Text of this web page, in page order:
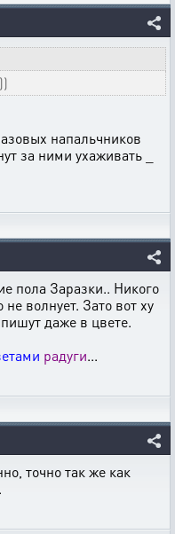
напальчников
за ними ухаживать _
пола Заразки.. Никого
волнует. Зато вот ху
пишут даже в цвете.
радуги...
точно так же как